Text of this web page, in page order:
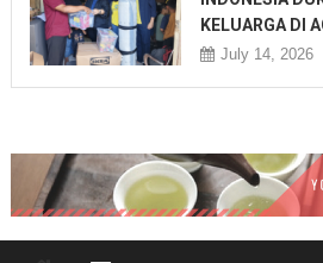
KELUARGA DI
July 14, 2026